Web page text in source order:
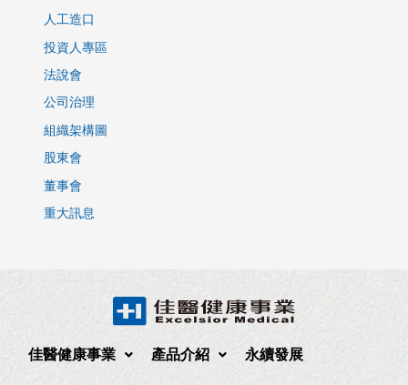
人工造口
投資人專區
法說會
公司治理
組織架構圖
股東會
董事會
重大訊息
佳醫健康事業 產品介紹 永續發展